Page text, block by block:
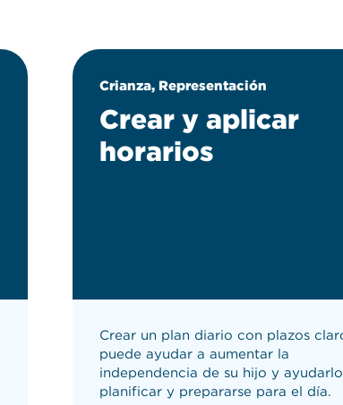
Crianza, Representación
Crear y aplicar
horarios
Crear un plan diario con plazos
puede ayudar a aumentar la
independencia de su hijo y
planificar y prepararse para el día.